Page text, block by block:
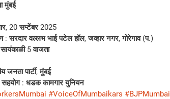
मुंबई
20 सप्टेंबर 2025
: सरदार वल्लभ भाई पटेल हॉल, जव्हार नगर, गोरेगाव (प.)
5 वाजता
जनता पार्टी, मुंबई
सहयोग : धडक कामगार युनियन
#VoiceOfMumbaikars #BJPMumbai